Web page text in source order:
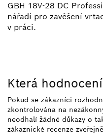
GBH 18V-28 DC
nářadí pro zavěšení
v práci.
Která
Pokud se zákazníci
zkontrolována na
neodhalí žádné důkazy o
zákaznické recenze